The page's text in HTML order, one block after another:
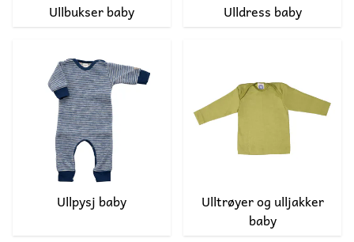
Ullbukser baby Ulldress baby
Ullpysj baby
Ulltrøyer og ulljakker
baby